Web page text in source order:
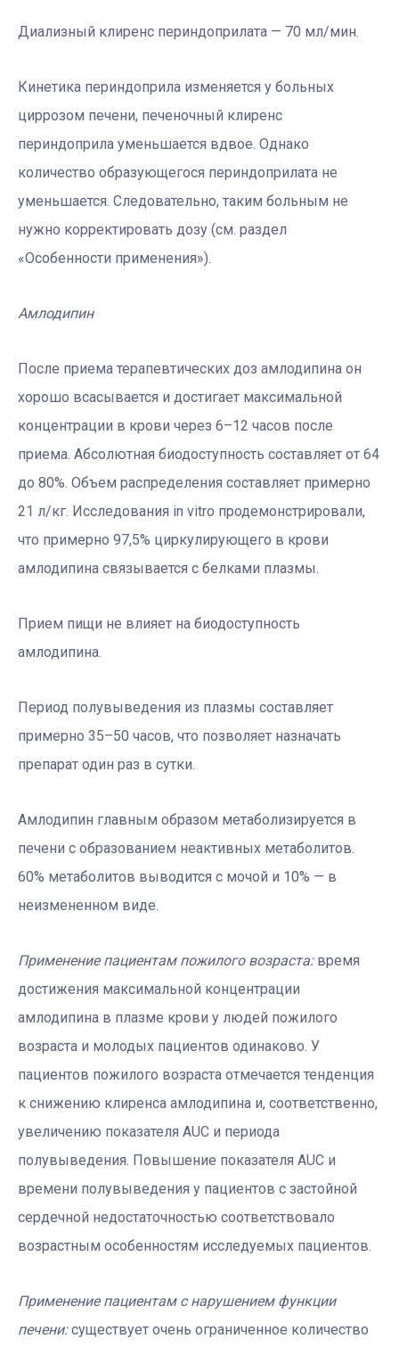
Диализный клиренс периндоприлата — 70 мл/мин.
Кинетика периндоприла изменяется у больных
циррозом печени, печеночный клиренс
периндоприла уменьшается вдвое. Однако
количество образующегося периндоприлата не
уменьшается. Следовательно, таким больным не
нужно корректировать дозу (см. раздел
«Особенности применения»).
Амлодипин
После приема терапевтических доз амлодипина он
хорошо всасывается и достигает максимальной
концентрации в крови через 6–12 часов после
приема. Абсолютная биодоступность составляет от 64
до 80%. Объем распределения составляет примерно
21 л/кг. Исследования in vitro продемонстрировали,
что примерно 97,5% циркулирующего в крови
амлодипина связывается с белками плазмы.
Прием пищи не влияет на биодоступность
амлодипина.
Период полувыведения из плазмы составляет
примерно 35–50 часов, что позволяет назначать
препарат один раз в сутки.
Амлодипин главным образом метаболизируется в
печени с образованием неактивных метаболитов.
60% метаболитов выводится с мочой и 10% — в
неизмененном виде.
Применение пациентам пожилого возраста:время
достижения максимальной концентрации
амлодипина в плазме крови у людей пожилого
возраста и молодых пациентов одинаково. У
пациентов пожилого возраста отмечается тенденция
к снижению клиренса амлодипина и, соответственно,
увеличению показателя AUC и периода
полувыведения. Повышение показателя AUC и
времени полувыведения у пациентов с застойной
сердечной недостаточностью соответствовало
возрастным особенностям исследуемых пациентов.
Применение пациентам с нарушением функции
печени:существует очень ограниченное количество